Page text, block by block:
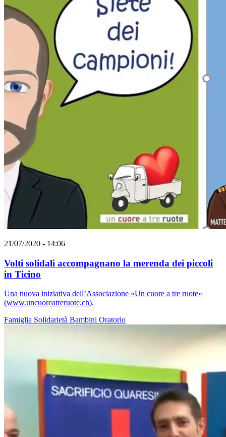
21/07/2020 - 14:06
Volti solidali accompagnano la merenda dei piccoli
in Ticino
Una nuova iniziativa dell’Associazione «Un cuore a tre ruote»
(www.uncuoreatreruote.ch).
Famiglia Solidarietà Bambini Oratorio